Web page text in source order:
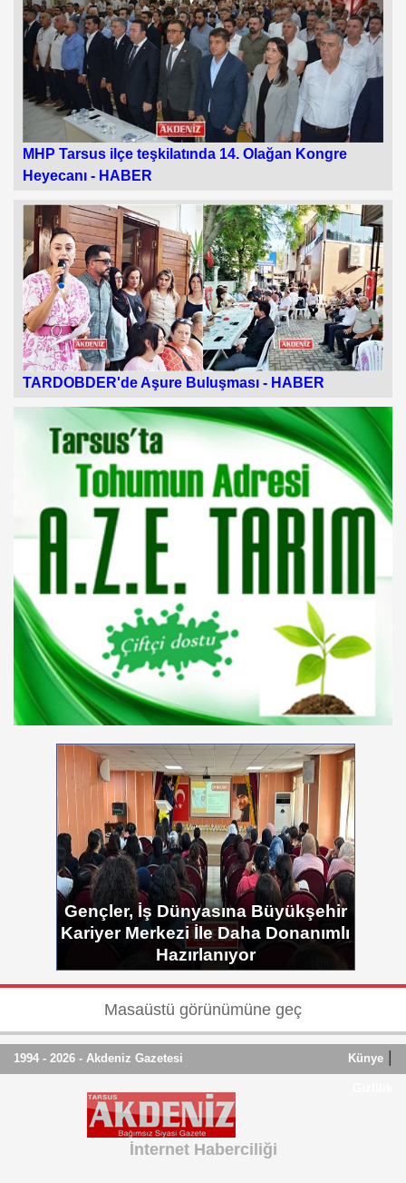
MHP Tarsus ilçe teşkilatında 14. Olağan Kongre
Heyecanı - HABER
TARDOBDER'de Aşure Buluşması - HABER
Gençler, İş Dünyasına Büyükşehir
Kariyer Merkezi İle Daha Donanımlı
Hazırlanıyor
Masaüstü görünümüne geç
1994 - 2026 - Akdeniz Gazetesi Künye
İnternet Haberciliği